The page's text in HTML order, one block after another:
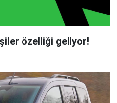
özelliği geliyor!